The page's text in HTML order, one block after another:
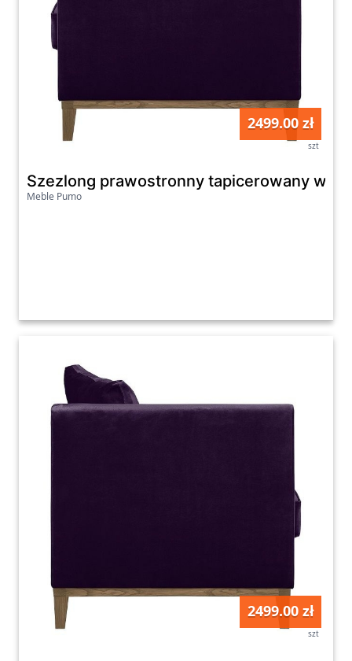
2499.00 zł
szt
Szezlong prawostronny tapicerowany
Meble Pumo
2499.00 zł
szt